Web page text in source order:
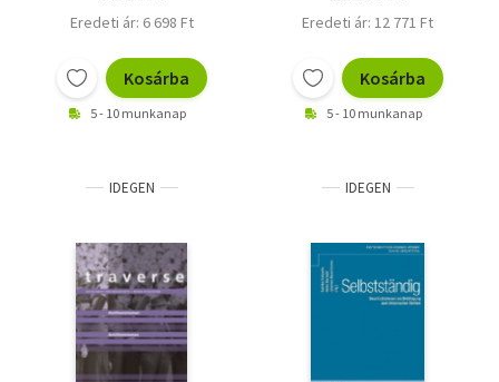
Eredeti ár: 6 698 Ft
Kosárba
5 - 10 munkanap
Eredeti ár: 12 771 Ft
Kosárba
5 - 10 munkanap
IDEGEN IDEGEN